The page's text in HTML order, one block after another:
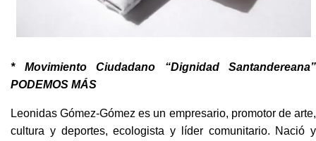
* Movimiento Ciudadano “Dignidad Santandereana”
PODEMOS MÁS
Leonidas Gómez-Gómez es un empresario, promotor de arte,
cultura y deportes, ecologista y líder comunitario. Nació y